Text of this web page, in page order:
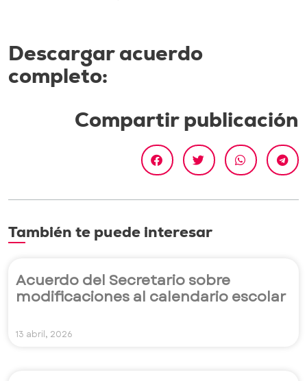
Descargar acuerdo
completo:
Compartir publicación
También te puede interesar
Acuerdo del Secretario sobre
modificaciones al calendario escolar
13 abril, 2026